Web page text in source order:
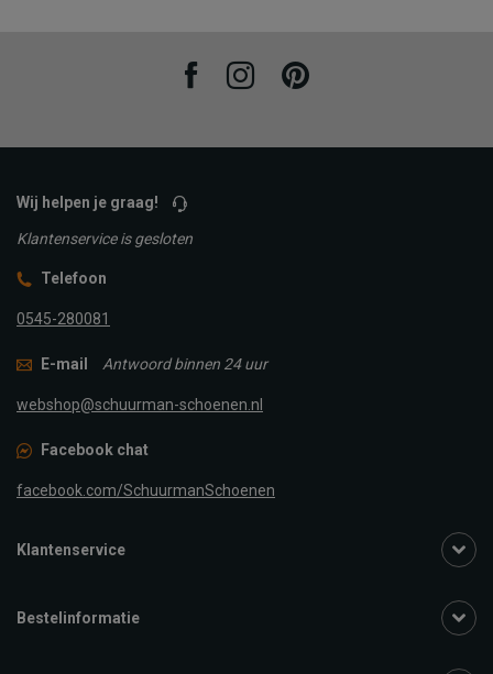
FacebookInstagramPinterest
Wij helpen je graag!
Klantenservice is gesloten
Telefoon
0545-280081
E-mail Antwoord binnen 24 uur
webshop@schuurman-schoenen.nl
Facebook chat
facebook.com/SchuurmanSchoenen
Klantenservice
Bestelinformatie